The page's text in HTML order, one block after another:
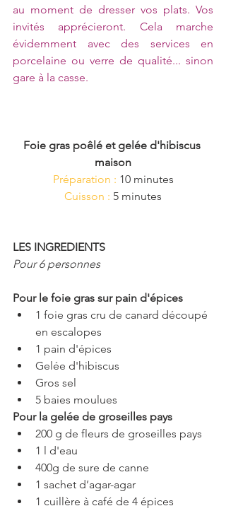
au moment de dresser vos plats. Vos
invités apprécieront. Cela marche
évidemment avec des services en
porcelaine ou verre de qualité... sinon
gare à la casse.
Foie gras poêlé et gelée d'hibiscus
maison
Préparation : 10 minutes
Cuisson : 5 minutes
LES INGREDIENTS
Pour 6 personnes
Pour le foie gras sur pain d'épices
1 foie gras cru de canard découpé
en escalopes
1 pain d'épices
Gelée d'hibiscus
Gros sel
5 baies moulues
Pour la gelée de groseilles pays
200 g de fleurs de groseilles pays
1 l d'eau
400g de sure de canne
1 sachet d’agar-agar
1 cuillère à café de 4 épices